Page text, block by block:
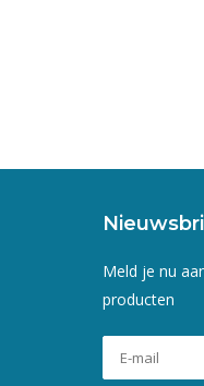
Meld je nu
producten